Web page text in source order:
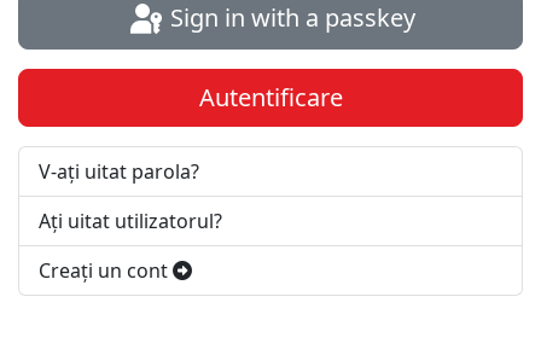
Sign in with a passkey
Autentificare
V-ați uitat parola?
Ați uitat utilizatorul?
Creaţi un cont